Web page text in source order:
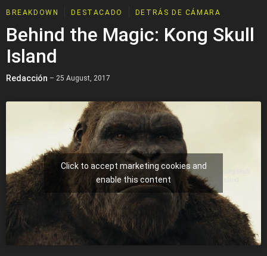
BREAKDOWN DESTACADO DETRÁS DE CÁMARA
Behind the Magic: Kong Skull
Island
Redacción – 25 August, 2017
Click to accept marketing cookies and
enable this content